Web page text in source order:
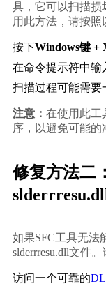
具，它可以扫描损
用此方法，请按照
按下Windows键 +
在命令提示符中输
扫描过程可能需要
注意： 在使用此工
序，以避免可能的
修复方法二
如果SFC工具无法
slderrresu.dll文件
访问一个可靠的